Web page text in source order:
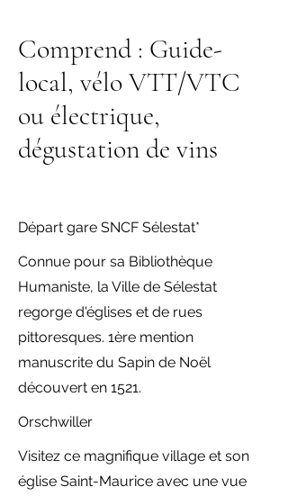
Comprend : Guide-
local, vélo VTT/VTC
ou électrique,
dégustation de vins
Départ gare SNCF Sélestat*
Connue pour sa Bibliothèque
Humaniste, la Ville de Sélestat
regorge d'églises et de rues
pittoresques. 1ère mention
manuscrite du Sapin de Noël
découvert en 1521.
Orschwiller
Visitez ce magnifique village et son
église Saint-Maurice avec une vue